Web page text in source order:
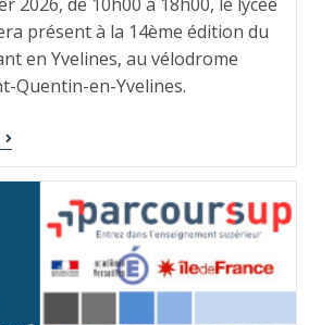
présent à la 14ème édition du
en Yvelines, au vélodrome
Quentin-en-Yvelines.